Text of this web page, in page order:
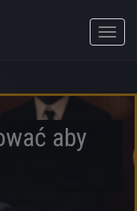
Toggle
aby